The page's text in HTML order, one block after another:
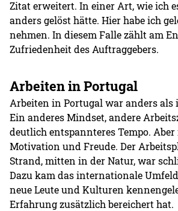
Zitat erweitert. In einer Art, wie ich
anders gelöst hätte. Hier habe ich
nehmen. In diesem Falle zählt am
Zufriedenheit des Auftraggebers.
Arbeiten in Portugal
Arbeiten in Portugal war anders als
Ein anderes Mindset, andere
deutlich entspannteres Tempo.
Motivation und Freude. Der
Strand, mitten in der Natur, war
Dazu kam das internationale
neue Leute und Kulturen
Erfahrung zusätzlich bereichert hat.